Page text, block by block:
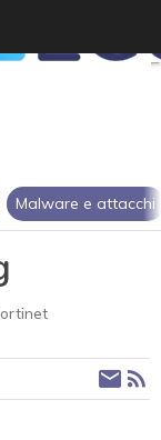
Malware e attacchi